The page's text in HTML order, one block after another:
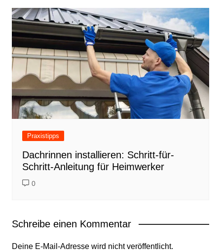
Praxistipps
Dachrinnen installieren: Schritt-für-
Schritt-Anleitung für Heimwerker
0
Schreibe einen Kommentar
Deine E-Mail-Adresse wird nicht veröffentlicht.